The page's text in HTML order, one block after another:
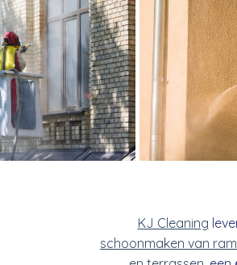
KJ Cleaning
schoonmaken van